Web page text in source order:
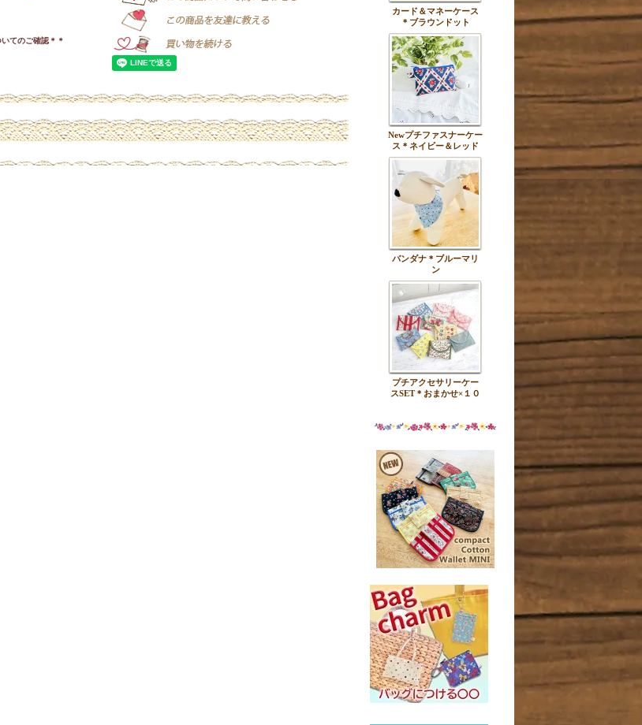
てのご確認＊＊
カード＆マネーケース
＊ブラウンドット
Newプチファスナーケー
ス＊ネイビー＆レッド
バンダナ＊ブルーマリ
ン
プチアクセサリーケー
スSET＊おまかせ×１０